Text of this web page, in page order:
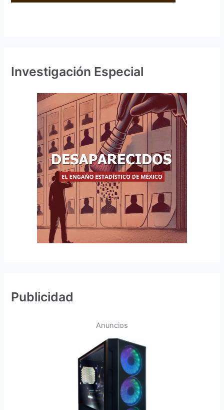
Investigación Especial
Publicidad
Anuncios